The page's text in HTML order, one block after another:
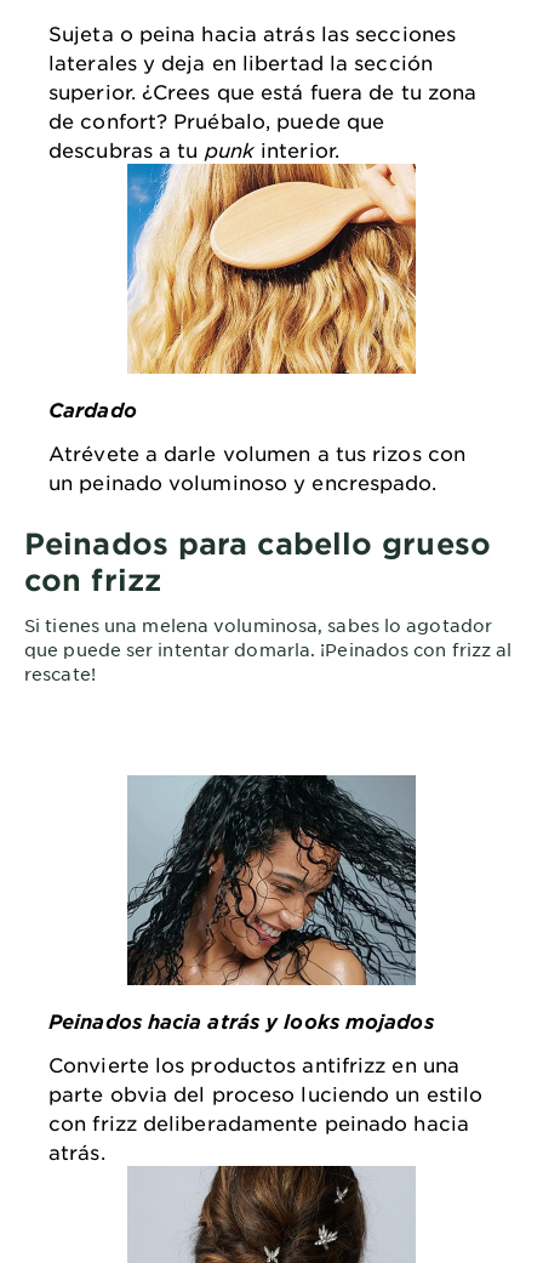
Sujeta o peina hacia atrás las secciones
laterales y deja en libertad la sección
superior. ¿Crees que está fuera de tu zona
de confort? Pruébalo, puede que
descubras a tu punk interior.
Cardado
Atrévete a darle volumen a tus rizos con
un peinado voluminoso y encrespado.
Peinados para cabello grueso
con frizz
Si tienes una melena voluminosa, sabes lo agotador
que puede ser intentar domarla. ¡Peinados con frizz al
rescate!
Peinados hacia atrás y looks mojados
Convierte los productos antifrizz en una
parte obvia del proceso luciendo un estilo
con frizz deliberadamente peinado hacia
atrás.